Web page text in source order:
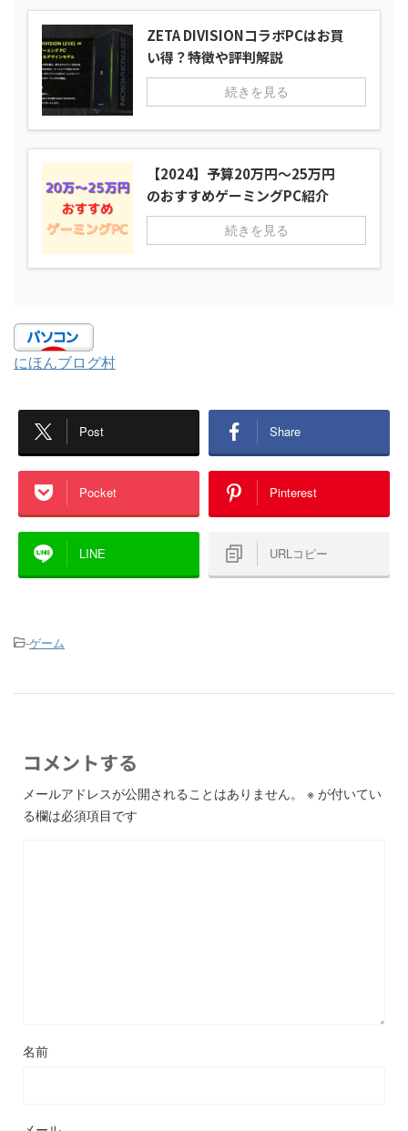
ZETA DIVISIONコラボPCはお買
い得？特徴や評判解説
続きを見る
【2024】予算20万円～25万円
のおすすめゲーミングPC紹介
続きを見る
にほんブログ村
Post Share
Pocket Pinterest
LINE URLコピー
-ゲーム
コメントする
メールアドレスが公開されることはありません。 ※ が付いてい
る欄は必須項目です
名前